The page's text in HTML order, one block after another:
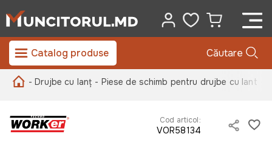
Catalog produse Căutare
- Drujbe cu lanț - Piese de schimb pentru drujbe cu lant
Cod articol:
VOR58134